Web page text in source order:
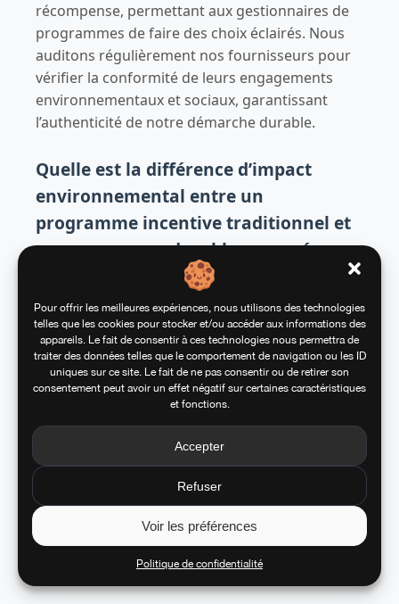
Pour offrir les meilleures expériences, nous utilisons des technologies
telles que les cookies pour stocker et/ou accéder aux informations des
appareils. Le fait de consentir à ces technologies nous permettra de
traiter des données telles que le comportement de navigation ou les ID
uniques sur ce site. Le fait de ne pas consentir ou de retirer son
consentement peut avoir un effet négatif sur certaines caractéristiques
et fonctions.
Accepter
Refuser
Voir les préférences
Politique de confidentialité
récompense, permettant aux gestionnaires de
programmes de faire des choix éclairés. Nous
auditons régulièrement nos fournisseurs pour
vérifier la conformité de leurs engagements
environnementaux et sociaux, garantissant
l’authenticité de notre démarche durable.
Quelle est la différence d’impact
environnemental entre un
programme incentive traditionnel et
un programme durable proposé par
Nos analyses comparatives démontrent qu’un
programme incentive durable conçu avec
Applewood réduit en moyenne de 40 à 60%
l’empreinte carbone comparé à un programme
traditionnel. Cette amélioration résulte de la
combinaison de plusieurs facteurs : sélection de
produits écoconçus, privilège accordé aux
expériences immatérielles, optimisation
logistique et mécanismes de compensation
carbone intégrés. Chaque client reçoit un
rapport d’impact personnalisé quantifiant
précisément les bénéfices environnementaux de